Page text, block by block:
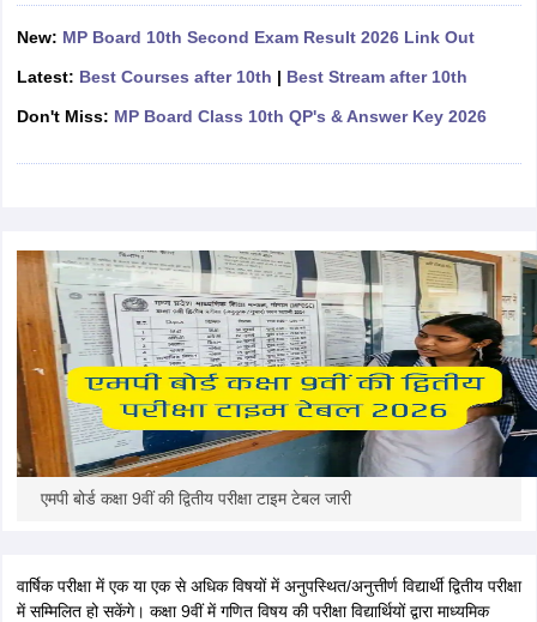
Exam MP Board 12thUK Board 12thGoa Board HSSCPSEB 12th
Public School AdmissionsNavyug School AdmissionMGGS School
Schools in PunjabSchools in Bihar
GSEB SSC Question PapersGoa Board SSC Question PaperManipur
10th SyllabusJAC 10th Syllabus Odisha 10th Syllabus Kerala
for Class 10Syllabus for Class 11Syllabus for Class 12
NCERT
2026
Digital Gujarat Scholarship 2026-27UP Scholarship
Knowledge OlympiadHBCSE Mathematical OlympiadView All
New: MP Board 10th Second Exam Result 2026 Link Out
Latest: Best Courses after 10th | Best Stream after 10th
Don't Miss: MP Board Class 10th QP's & Answer Key 2026
एमपी बोर्ड कक्षा 9वीं की द्वितीय परीक्षा टाइम टेबल जारी
वार्षिक परीक्षा में एक या एक से अधिक विषयों में अनुपस्थित/अनुत्तीर्ण विद्यार्थी द्वितीय परीक्षा
में सम्मिलित हो सकेंगे। कक्षा 9वीं में गणित विषय की परीक्षा विद्यार्थियों द्वारा माध्यमिक